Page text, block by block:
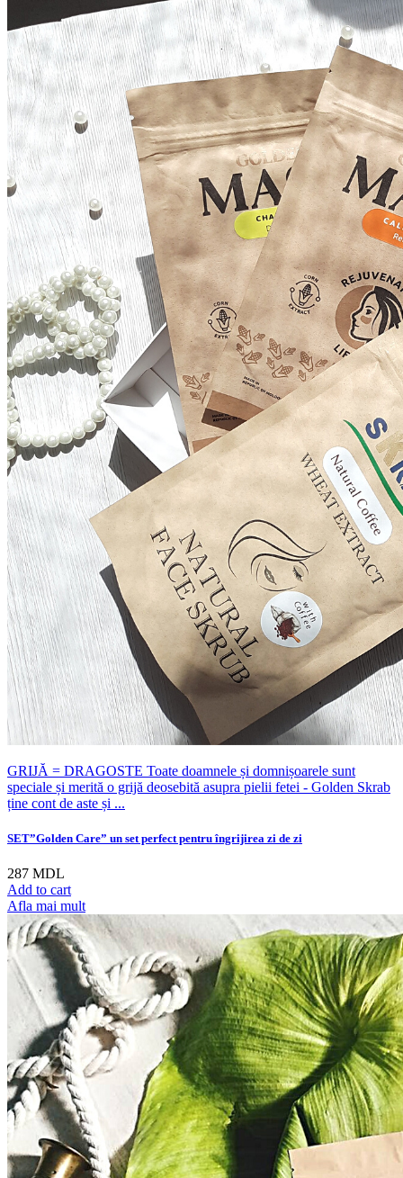
GRIJĂ = DRAGOSTE Toate doamnele și domnișoarele sunt
speciale și merită o grijă deosebită asupra pielii fetei - Golden Skrab
ține cont de aste și ...
SET”Golden Care” un set perfect pentru îngrijirea zi de zi
287 MDL
Add to cart
Afla mai mult